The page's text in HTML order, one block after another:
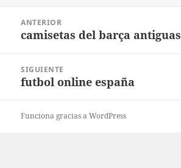
entradas
ANTERIOR
Entrada
camisetas del barça antiguas
SIGUIENTE
Entrada
futbol online españa
Funciona gracias a WordPress